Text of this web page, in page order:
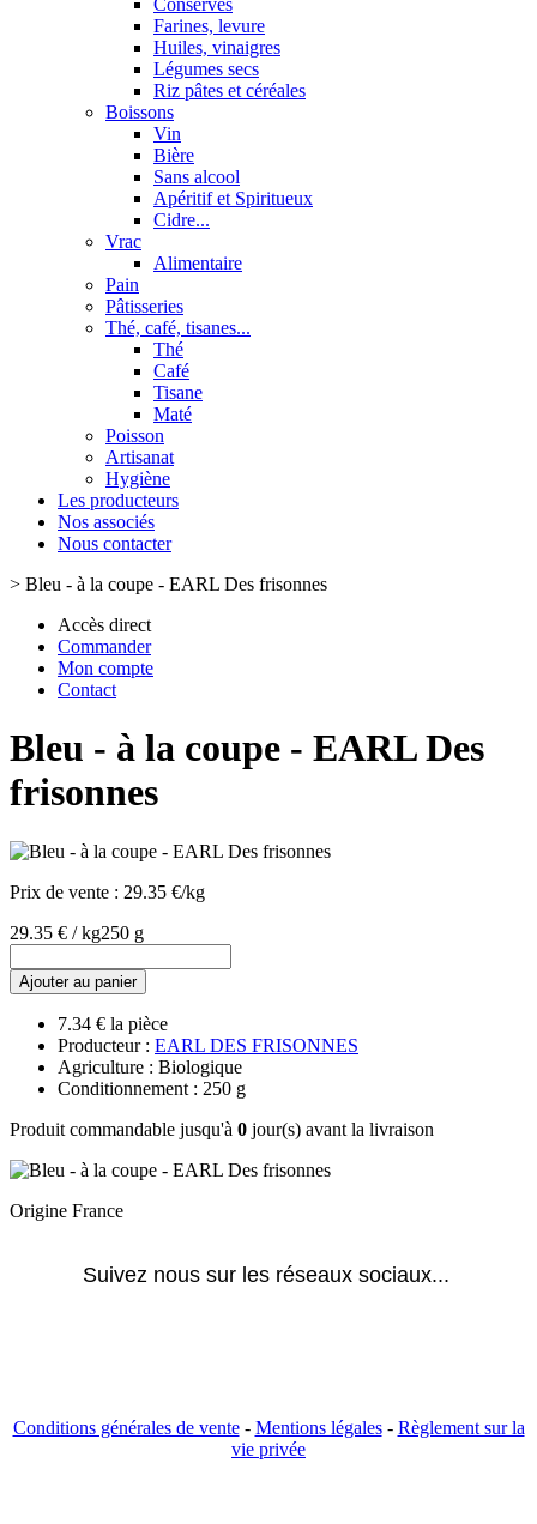
Conserves
Farines, levure
Huiles, vinaigres
Légumes secs
Riz pâtes et céréales
Boissons
Vin
Bière
Sans alcool
Apéritif et Spiritueux
Cidre...
Vrac
Alimentaire
Pain
Pâtisseries
Thé, café, tisanes...
Thé
Café
Tisane
Maté
Poisson
Artisanat
Hygiène
Les producteurs
Nos associés
Nous contacter
> Bleu - à la coupe - EARL Des frisonnes
Accès direct
Commander
Mon compte
Contact
Bleu - à la coupe - EARL Des
frisonnes
Prix de vente : 29.35 €/kg
29.35 € / kg250 g
Ajouter au panier
7.34 € la pièce
Producteur : EARL DES FRISONNES
Agriculture : Biologique
Conditionnement : 250 g
Produit commandable jusqu'à 0 jour(s) avant la livraison
Origine France
Suivez nous sur les réseaux sociaux...
Conditions générales de vente- Mentions légales- Règlement sur la
vie privée